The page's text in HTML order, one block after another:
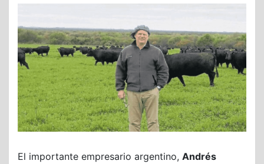
El importante empresario argentino, Andrés